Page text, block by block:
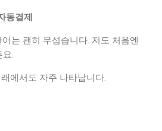
동결제
는 괜히 무섭습니다. 저도 처음엔
.
에서도 자주 나타납니다.